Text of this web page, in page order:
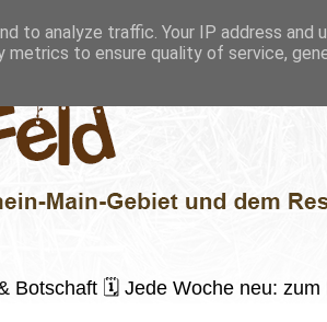
🗓 Jede Woche neu: zum
to analyze traffic. Your IP address and
to ensure quality of service,